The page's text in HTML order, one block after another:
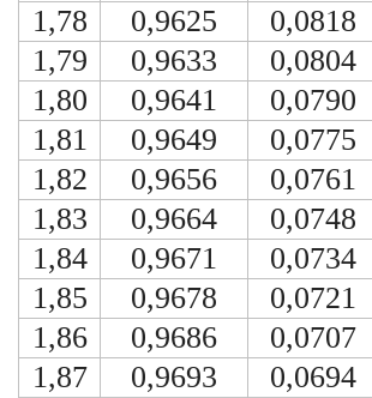
1,78
0,9625
0,0818
1,79
0,9633
0,0804
1,80
0,9641
0,0790
1,81
0,9649
0,0775
1,82
0,9656
0,0761
1,83
0,9664
0,0748
1,84
0,9671
0,0734
1,85
0,9678
0,0721
1,86
0,9686
0,0707
1,87
0,9693
0,0694